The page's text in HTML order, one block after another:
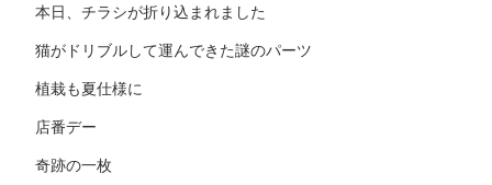
本日、チラシが折り込まれました
猫がドリブルして運んできた謎のパーツ
植栽も夏仕様に
店番デー
奇跡の一枚